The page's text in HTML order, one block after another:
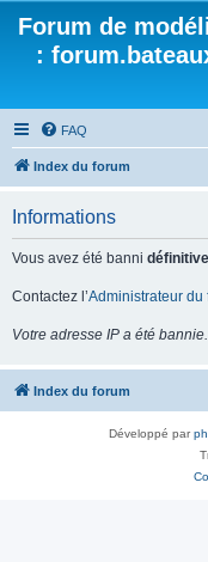
Forum de
:
FAQ
Index du forum
Informations
Vous avez été banni
Contactez l’Administrateur du
Votre adresse IP a été bannie.
Index du forum
Développé par